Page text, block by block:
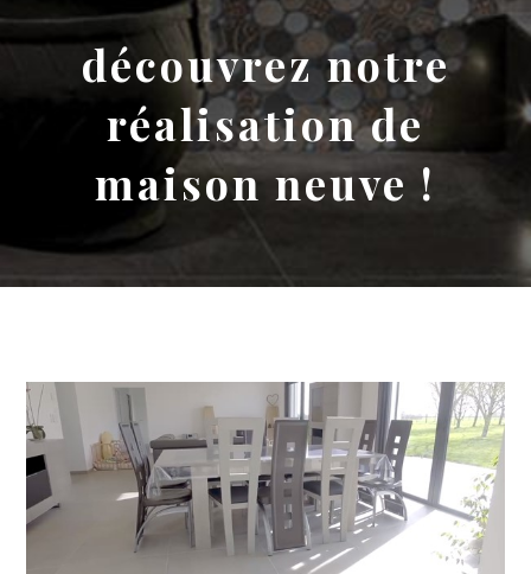
découvrez notre
réalisation de
maison neuve !